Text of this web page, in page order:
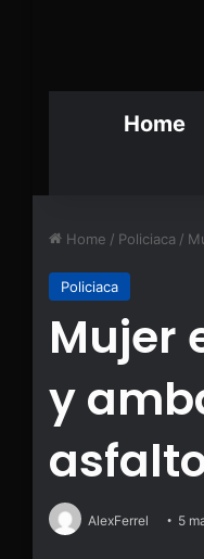
Home
Home / Policiaca /
Policiaca
Mujer
y
AlexFerrel 5